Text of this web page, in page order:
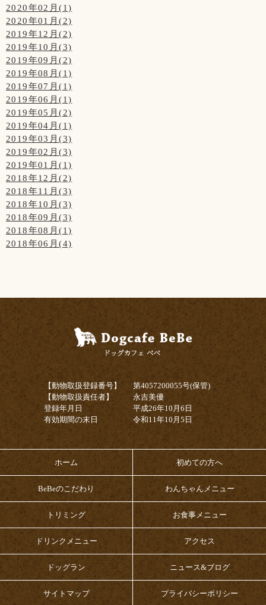
2020年02月(1)
2020年01月(2)
2019年12月(2)
2019年10月(3)
2019年09月(2)
2019年08月(1)
2019年07月(1)
2019年06月(1)
2019年05月(2)
2019年04月(1)
2019年03月(3)
2019年02月(3)
2019年01月(1)
2018年12月(2)
2018年11月(3)
2018年10月(3)
2018年09月(3)
2018年08月(1)
2018年06月(4)
【動物取扱登録番号】
第4057200055号(保管)
【動物取扱責任者】
永吉美優
登録年月日
平成26年10月6日
有効期間の末日
令和11年10月5日
ホーム 初めての方へ
BeBeのこだわり わんちゃんメニュー
トリミング お食事メニュー
ドリンクメニュー アクセス
ドッグラン ニュース&ブログ
サイトマップ プライバシーポリシー